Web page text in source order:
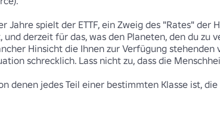
Jahre spielt der ETTF, ein Zweig des "Rates"
derzeit für das, was den Planeten, den du
Hinsicht die Ihnen zur Verfügung
schrecklich. Lass nicht zu, dass die
denen jedes Teil einer bestimmten Klasse ist,